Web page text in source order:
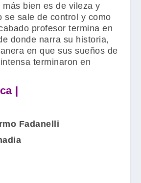
más bien es de vileza y
se sale de control y como
profesor termina en
donde narra su historia,
en que sus sueños de
terminaron en
|
Fadanelli